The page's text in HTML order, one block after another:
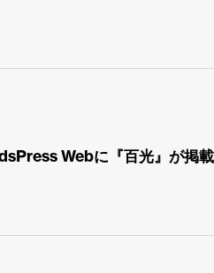
Webに『百光』が掲載